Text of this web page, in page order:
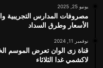
يونيو 25, 2025
الأسعار وطرق السداد
نوفمبر 11, 2024
قناة زى الوان تعرض الموسم
لاكشمي غدا الثلاثاء